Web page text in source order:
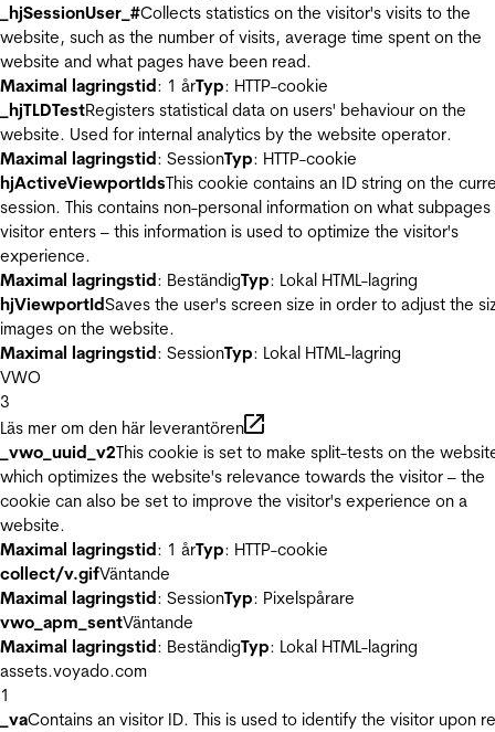
_hjSessionUser_#Collects statistics on the visitor's visits to the
website, such as the number of visits, average time spent on the
website and what pages have been read.
Maximal lagringstid: 1 årTyp: HTTP-cookie
_hjTLDTestRegisters statistical data on users' behaviour on the
website. Used for internal analytics by the website operator.
Maximal lagringstid: SessionTyp: HTTP-cookie
hjActiveViewportIdsThis cookie contains an ID string on the
session. This contains non-personal information on what
visitor enters – this information is used to optimize the visitor's
experience.
Maximal lagringstid: BeständigTyp: Lokal HTML-lagring
hjViewportIdSaves the user's screen size in order to adjust the
images on the website.
Maximal lagringstid: SessionTyp: Lokal HTML-lagring
VWO
3
Läs mer om den här leverantören
_vwo_uuid_v2This cookie is set to make split-tests on the
which optimizes the website's relevance towards the visitor – the
cookie can also be set to improve the visitor's experience on a
website.
Maximal lagringstid: 1 årTyp: HTTP-cookie
collect/v.gifVäntande
Maximal lagringstid: SessionTyp: Pixelspårare
vwo_apm_sentVäntande
Maximal lagringstid: BeständigTyp: Lokal HTML-lagring
assets.voyado.com
1
_vaContains an visitor ID. This is used to identify the visitor upon